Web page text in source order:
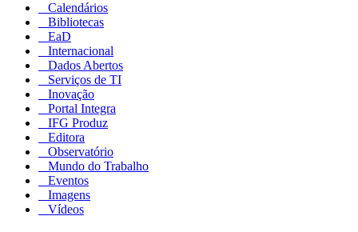
Calendários
Bibliotecas
EaD
Internacional
Dados Abertos
Serviços de TI
Inovação
Portal Integra
IFG Produz
Editora
Observatório
Mundo do Trabalho
Eventos
Imagens
Vídeos